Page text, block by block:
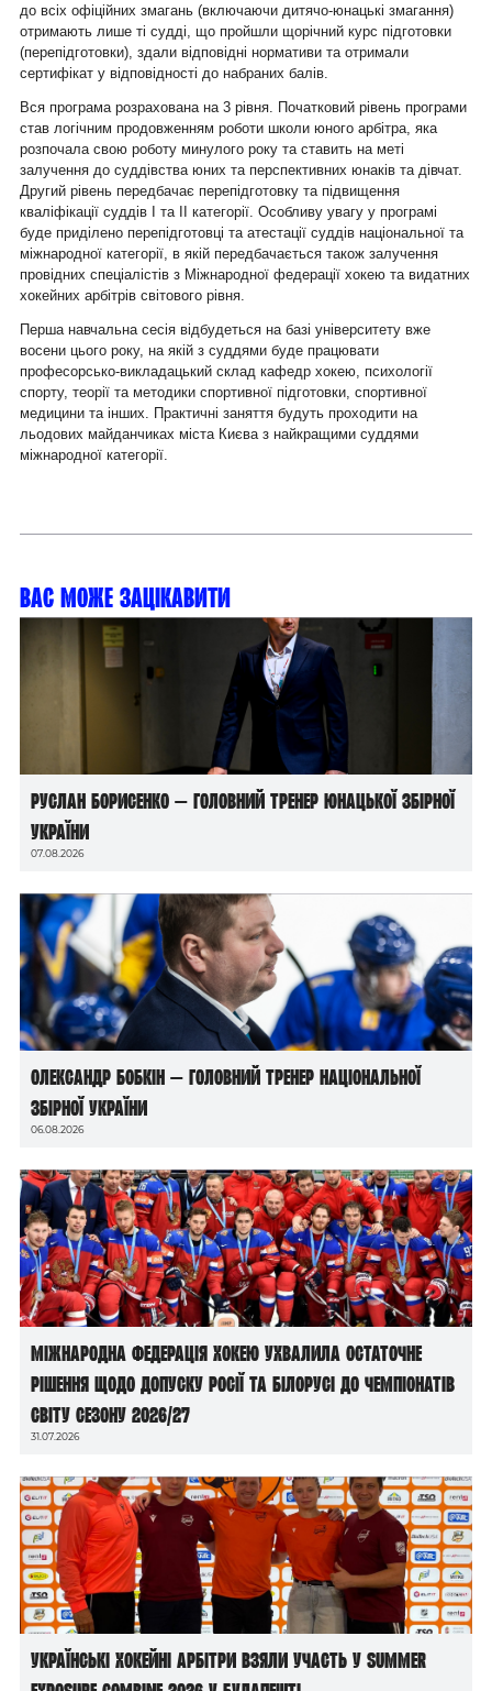
до всіх офіційних змагань (включаючи дитячо-юнацькі змагання)
отримають лише ті судді, що пройшли щорічний курс підготовки
(перепідготовки), здали відповідні нормативи та отримали
сертифікат у відповідності до набраних балів.
Вся програма розрахована на 3 рівня. Початковий рівень програми
став логічним продовженням роботи школи юного арбітра, яка
розпочала свою роботу минулого року та ставить на меті
залучення до суддівства юних та перспективних юнаків та дівчат.
Другий рівень передбачає перепідготовку та підвищення
кваліфікації суддів І та ІІ категорії. Особливу увагу у програмі
буде приділено перепідготовці та атестації суддів національної та
міжнародної категорії, в якій передбачається також залучення
провідних спеціалістів з Міжнародної федерації хокею та видатних
хокейних арбітрів світового рівня.
Перша навчальна сесія відбудеться на базі університету вже
восени цього року, на якій з суддями буде працювати
професорсько-викладацький склад кафедр хокею, психології
спорту, теорії та методики спортивної підготовки, спортивної
медицини та інших. Практичні заняття будуть проходити на
льодових майданчиках міста Києва з найкращими суддями
міжнародної категорії.
Вас може зацікавити
Руслан Борисенко — головний тренер юнацької збірної
України
07.08.2026
Олександр Бобкін — головний тренер національної
збірної України
06.08.2026
Міжнародна федерація хокею ухвалила остаточне
рішення щодо допуску росії та білорусі до чемпіонатів
світу сезону 2026/27
31.07.2026
Українські хокейні арбітри взяли участь у Summer